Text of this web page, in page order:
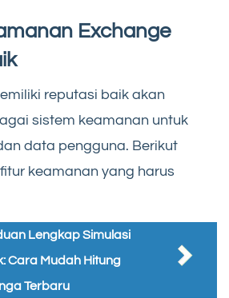
Exchange
reputasi baik akan
sistem keamanan untuk
data pengguna. Berikut
keamanan yang harus
Lengkap Simulasi
Cara Mudah Hitung
Terbaru